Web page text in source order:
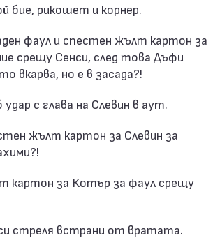
бие, рикошет и корнер.
фаул и спестен жълт картон за
срещу Сенси, след това Дъфи
вкарва, но е в засада?!
с глава на Слевин в аут.
жълт картон за Слевин за
картон за Котър за фаул срещу
стреля встрани от вратата.